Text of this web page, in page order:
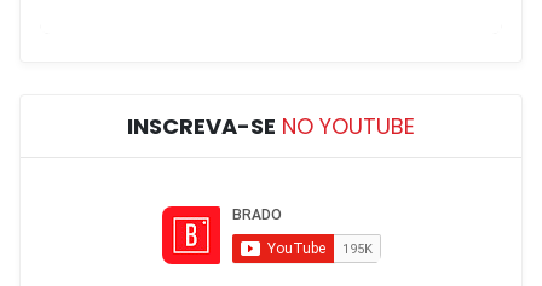
INSCREVA-SE NO YOUTUBE